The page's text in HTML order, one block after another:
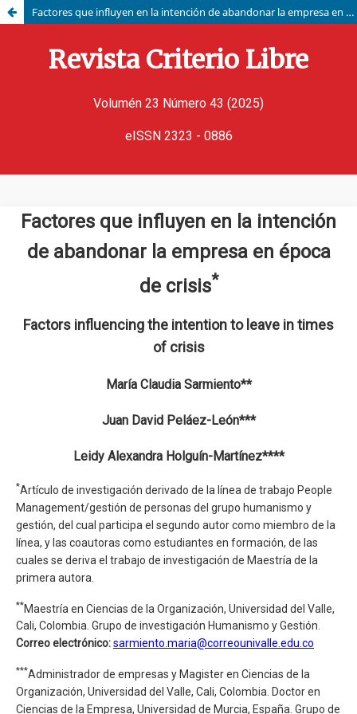
Factores que influyen en la intención de abandonar la empresa en época de crisis